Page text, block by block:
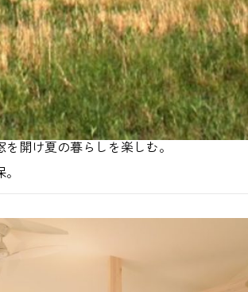
開け夏の暮らしを楽しむ。